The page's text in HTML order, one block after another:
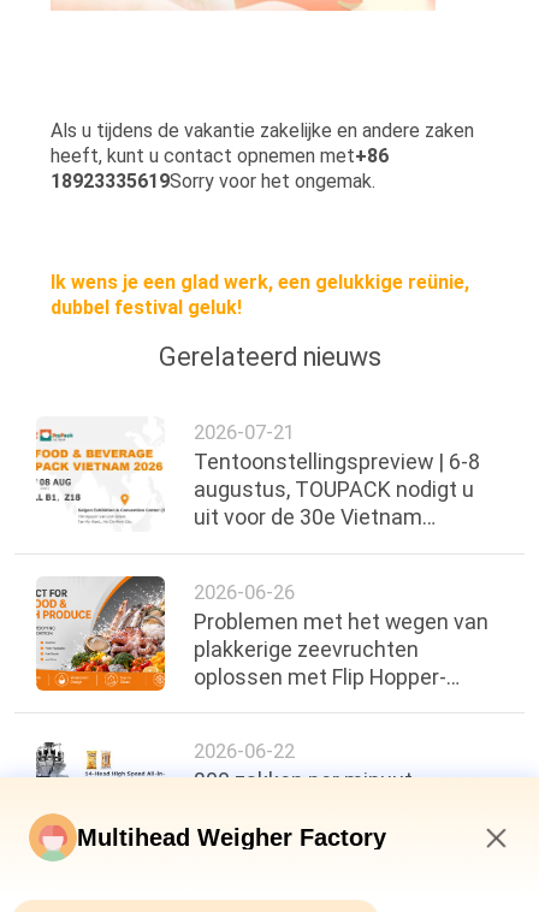
Als u tijdens de vakantie zakelijke en andere zaken
heeft, kunt u contact opnemen met+86
18923335619Sorry voor het ongemak.
Ik wens je een glad werk, een gelukkige reünie,
dubbel festival geluk!
Gerelateerd nieuws
2026-07-21
Tentoonstellingspreview | 6-8
augustus, TOUPACK nodigt u
uit voor de 30e Vietnam
2026-06-26
Problemen met het wegen van
plakkerige zeevruchten
oplossen met Flip Hopper-
2026-06-22
200 zakken per minuut,
nieuwe maatstaf voor de
Multihead Weigher Factory